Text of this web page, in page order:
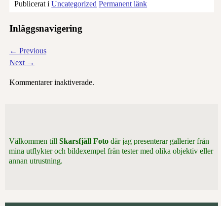
Publicerat i Uncategorized Permanent länk
Inläggsnavigering
← Previous
Next →
Kommentarer inaktiverade.
Välkommen tillSkarsfjäll Foto där jag presenterar gallerier från
mina utflykter och bildexempel från tester med olika objektiv eller
annan utrustning.